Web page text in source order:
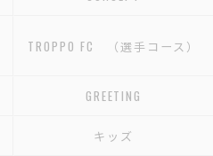
TROPPO FC （選手コース）
GREETING
キッズ